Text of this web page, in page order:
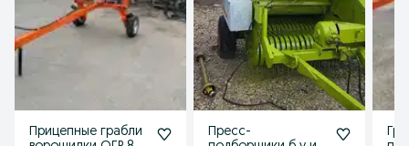
Прицепные грабли
Пресс-